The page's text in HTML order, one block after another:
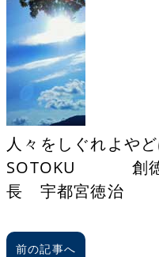
人々をしぐれよや
SOTOKU 創徳
長 宇都宮徳治
前の記事へ